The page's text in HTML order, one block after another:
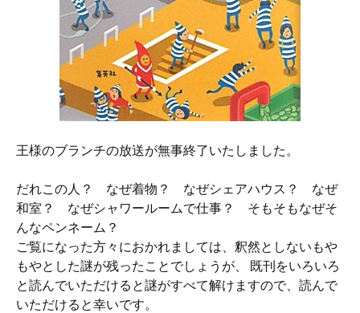
王様のブランチの放送が無事終了いたしました。
だれこの人？ なぜ着物？ なぜシェアハウス？ なぜ
和室？ なぜシャワールームで仕事？ そもそもなぜそ
んなペンネーム？
ご覧になった方々におかれましては、釈然としないもや
もやとした謎が残ったことでしょうが、 既刊をいろいろ
と読んでいただけると謎がすべて解けますので、読んで
いただけると幸いです。